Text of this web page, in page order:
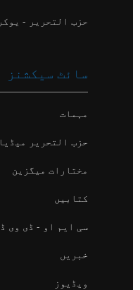
حزب التحریر -
سائٹ سیکشنز
مہمات
حزب التحریر
مختارات میگزین
کتابیں
سی ایم او - ڈی وی
خبریں
ویڈیوز